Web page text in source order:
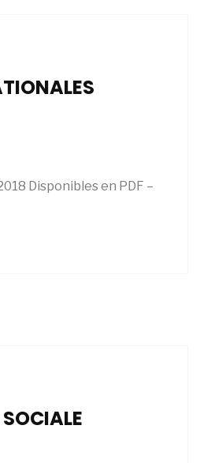
Disponibles en PDF –